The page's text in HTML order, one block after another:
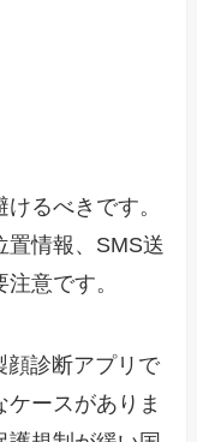
るべきです。
置情報、SMS送
意です。
顔診断アプリで
ースがありま